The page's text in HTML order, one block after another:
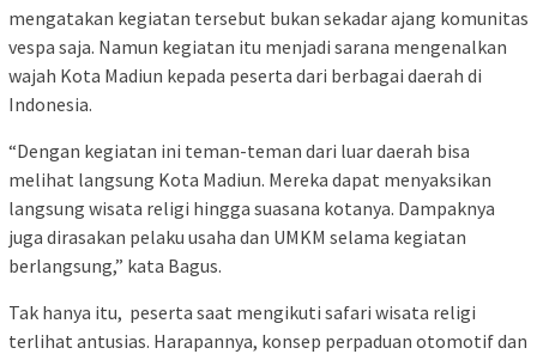
mengatakan kegiatan tersebut bukan sekadar ajang komunitas
vespa saja. Namun kegiatan itu menjadi sarana mengenalkan
wajah Kota Madiun kepada peserta dari berbagai daerah di
Indonesia.
“Dengan kegiatan ini teman-teman dari luar daerah bisa
melihat langsung Kota Madiun. Mereka dapat menyaksikan
langsung wisata religi hingga suasana kotanya. Dampaknya
juga dirasakan pelaku usaha dan UMKM selama kegiatan
berlangsung,” kata Bagus.
Tak hanya itu, peserta saat mengikuti safari wisata religi
terlihat antusias. Harapannya, konsep perpaduan otomotif dan